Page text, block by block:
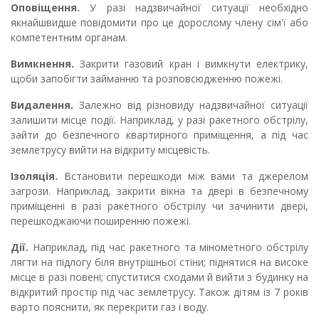
Оповіщення. У разі надзвичайної ситуації необхідно
якнайшвидше повідомити про це дорослому члену сім'ї або
компетентним органам.
Вимкнення. Закрити газовий кран і вимкнути електрику,
щоби запобігти займанню та розповсюдженню пожежі.
Видалення. Залежно від різновиду надзвичайної ситуації
залишити місце події. Наприклад, у разі ракетного обстрілу,
зайти до безпечного квартирного приміщення, а під час
землетрусу вийти на відкриту місцевість.
Ізоляція. Встановити перешкоди між вами та джерелом
загрози. Наприклад, закрити вікна та двері в безпечному
приміщенні в разі ракетного обстрілу чи зачинити двері,
перешкоджаючи поширенню пожежі.
Дії. Наприклад, під час ракетного та мінометного обстрілу
лягти на підлогу біля внутрішньої стіни; піднятися на високе
місце в разі повені; спуститися сходами й вийти з будинку на
відкритий простір під час землетрусу. Також дітям із 7️ років
варто пояснити, як перекрити газ і воду.